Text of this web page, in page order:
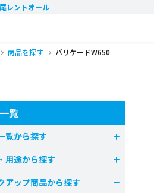
レントオール
商品を探す バリケードW650
覧
覧から探す
用途から探す
アップ商品から探す